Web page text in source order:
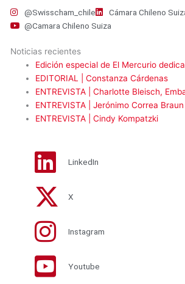
@Swisscham_chile Cámara Chileno
@Camara Chileno Suiza
Noticias recientes
Edición especial de El Mercurio
EDITORIAL | Constanza Cárdenas
ENTREVISTA | Charlotte Bleisch,
ENTREVISTA | Jerónimo Correa Braun
ENTREVISTA | Cindy Kompatzki
LinkedIn
X
Instagram
Youtube